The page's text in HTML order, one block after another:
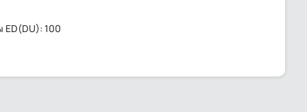
ED(DU): 100